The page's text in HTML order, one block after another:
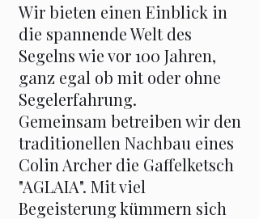
Wir bieten einen Einblick in
die spannende Welt des
Segelns wie vor 100 Jahren,
ganz egal ob mit oder ohne
Segelerfahrung.
Gemeinsam betreiben wir den
traditionellen Nachbau eines
Colin Archer die Gaffelketsch
"AGLAIA". Mit viel
Begeisterung kümmern sich